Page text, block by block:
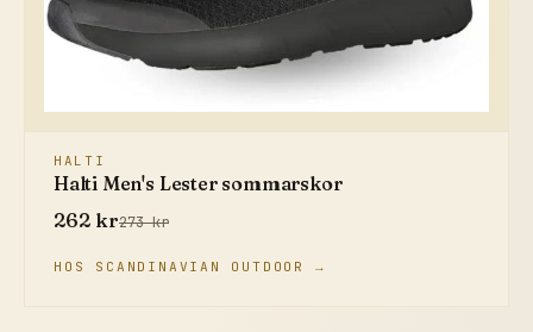
HALTI
Halti Men's Lester sommarskor
262 kr273 kr
HOS SCANDINAVIAN OUTDOOR →